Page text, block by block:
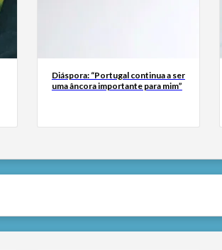
Diáspora: “Portugal continua a ser
uma âncora importante para mim”